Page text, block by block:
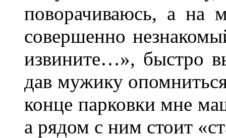
поворачиваюсь, а на
совершенно
извините…», быстро
дав мужику
конце парковки мне
а рядом с ним стоит